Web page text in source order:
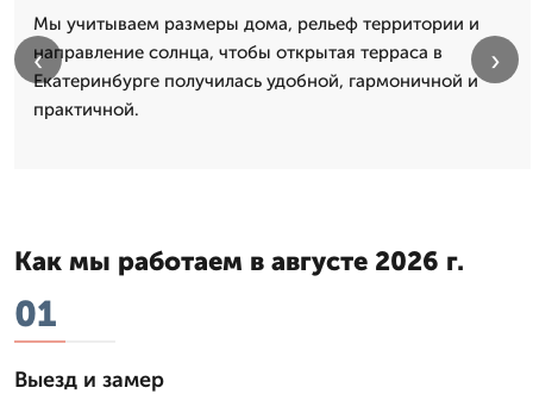
Мы учитываем размеры дома, рельеф территории и
направление солнца, чтобы открытая терраса в
Екатеринбурге получилась удобной, гармоничной и
практичной.
‹ ›
Как мы работаем в августе 2026 г.
01
Выезд и замер